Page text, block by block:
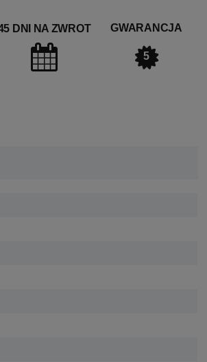
DNI NA ZWROT GWARANCJA
5